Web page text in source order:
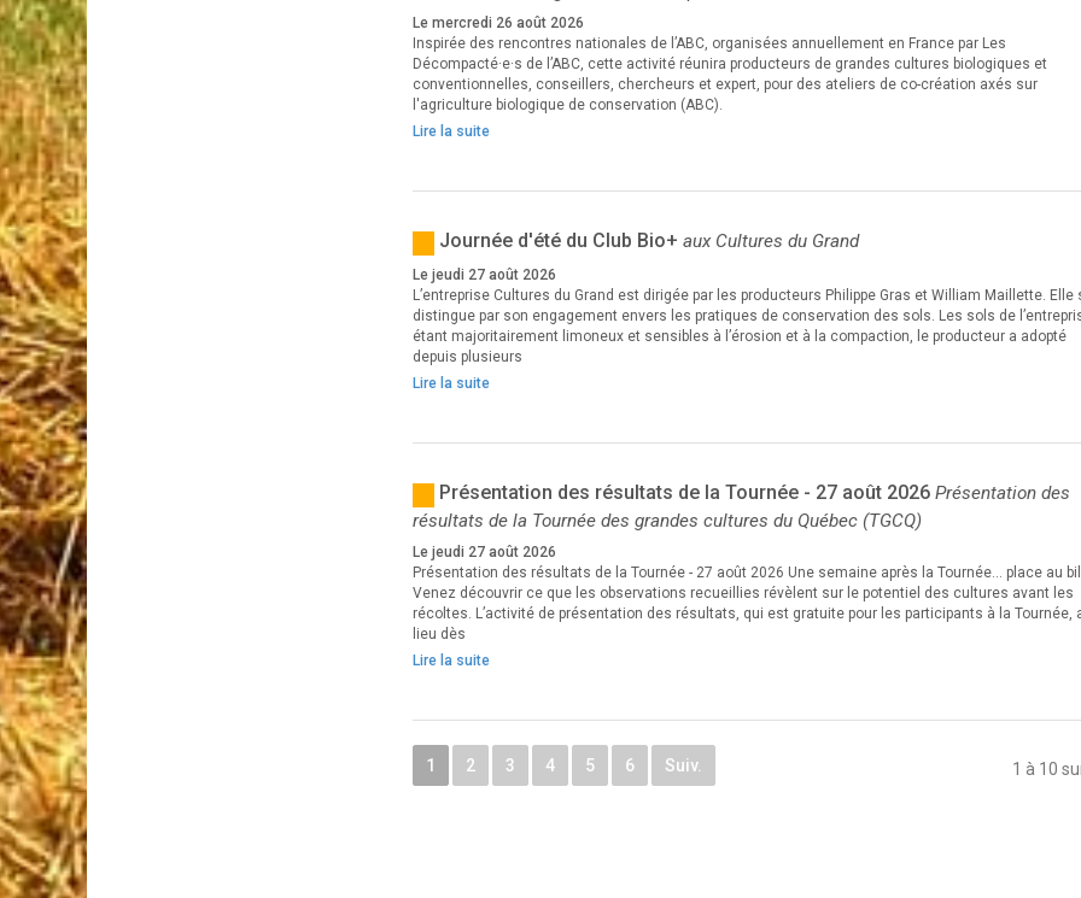
Le mercredi 26 août 2026
Inspirée des rencontres nationales de l’ABC, organisées annuellement en France par Les
Décompacté·e·s de l’ABC, cette activité réunira producteurs de grandes cultures biologiques et
conventionnelles, conseillers, chercheurs et expert, pour des ateliers de co-création axés sur
l'agriculture biologique de conservation (ABC).
Lire la suite
Journée d'été du Club Bio+ aux Cultures du Grand
Le jeudi 27 août 2026
L’entreprise Cultures du Grand est dirigée par les producteurs Philippe Gras et William Maillette. Elle
distingue par son engagement envers les pratiques de conservation des sols. Les sols de
étant majoritairement limoneux et sensibles à l’érosion et à la compaction, le producteur a adopté
depuis plusieurs
Lire la suite
Présentation des résultats de la Tournée - 27 août 2026 Présentation des
résultats de la Tournée des grandes cultures du Québec (TGCQ)
Le jeudi 27 août 2026
Présentation des résultats de la Tournée - 27 août 2026 Une semaine après la Tournée… place au
Venez découvrir ce que les observations recueillies révèlent sur le potentiel des cultures avant les
récoltes. L’activité de présentation des résultats, qui est gratuite pour les participants à la Tournée,
lieu dès
Lire la suite
1 2 3 4 5 6 Suiv. 1 à 10